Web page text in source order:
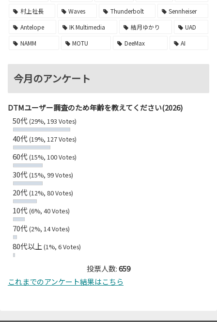
村上社長
Waves Thunderbolt
Sennheiser
Antelope
IK Multimedia 結月ゆかり
UAD
NAMM
MOTU DeeMax AI
今月のアンケート
DTMユーザー調査のため年齢を教えてください(2026)
50代(29%, 193 Votes)
40代(19%, 127 Votes)
60代(15%, 100 Votes)
30代(15%, 99 Votes)
20代(12%, 80 Votes)
10代(6%, 40 Votes)
70代(2%, 14 Votes)
80代以上 (1%, 6 Votes)
投票人数:659
これまでのアンケート結果はこちら